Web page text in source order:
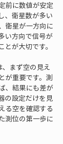
前に数値が安定
、衛星数が多い
衛星が一方向に
い方向で信号が
が大切です。
、まず空の見え
が重要です。測
、結果にも差が
の設定だけを見
る空を確認する
測位の第一歩に